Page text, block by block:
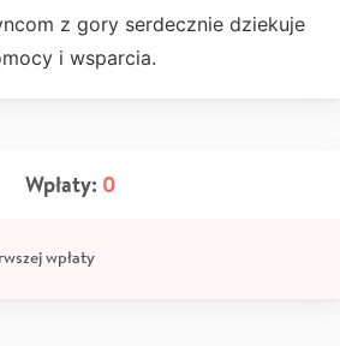
z gory serdecznie dziekuje
i wsparcia.
Wpłaty: 0
wpłaty